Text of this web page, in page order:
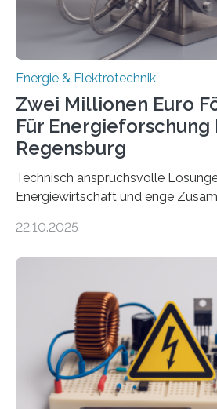
Gesetz (EEG) sind Netzbetreiber…
Energie & Elektrotechnik
Zwei Millionen Euro
Für Energieforschung
Regensburg
Technisch anspruchsvolle
Energiewirtschaft und enge
neuen EU-geförderten Transfer-
Energietechnologien werden vom
Sozialfonds Plus (ESF+) gefördert
Gesamtsumme von mehr als zwei
Damit zählt die Hochschule zu
Gewinnerinnen der aktuellen
Bayerischen
Mittelpunkt steht der direkte
22.10.2025